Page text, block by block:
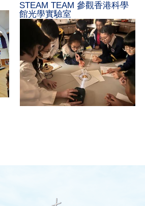
STEAM TEAM 參觀香港科學
館光學實驗室